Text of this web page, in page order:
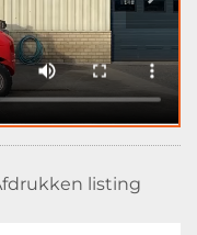
listing